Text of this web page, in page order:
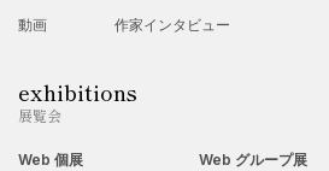
動画 作家インタビュー
exhibitions
展覧会
Web 個展
Web グループ展